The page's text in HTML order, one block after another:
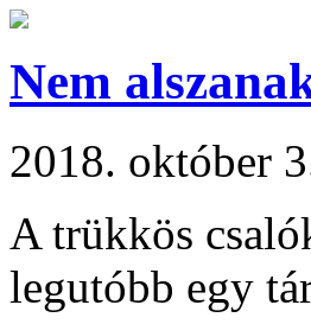
Nem
2018. október
A trükkös
legutóbb egy